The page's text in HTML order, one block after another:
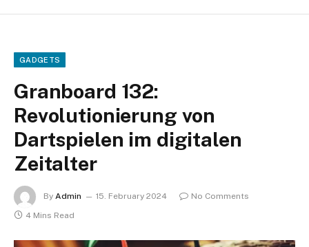
GADGETS
Granboard 132:
Revolutionierung von
Dartspielen im digitalen
Zeitalter
By Admin 15. February 2024
No Comments
4 Mins Read